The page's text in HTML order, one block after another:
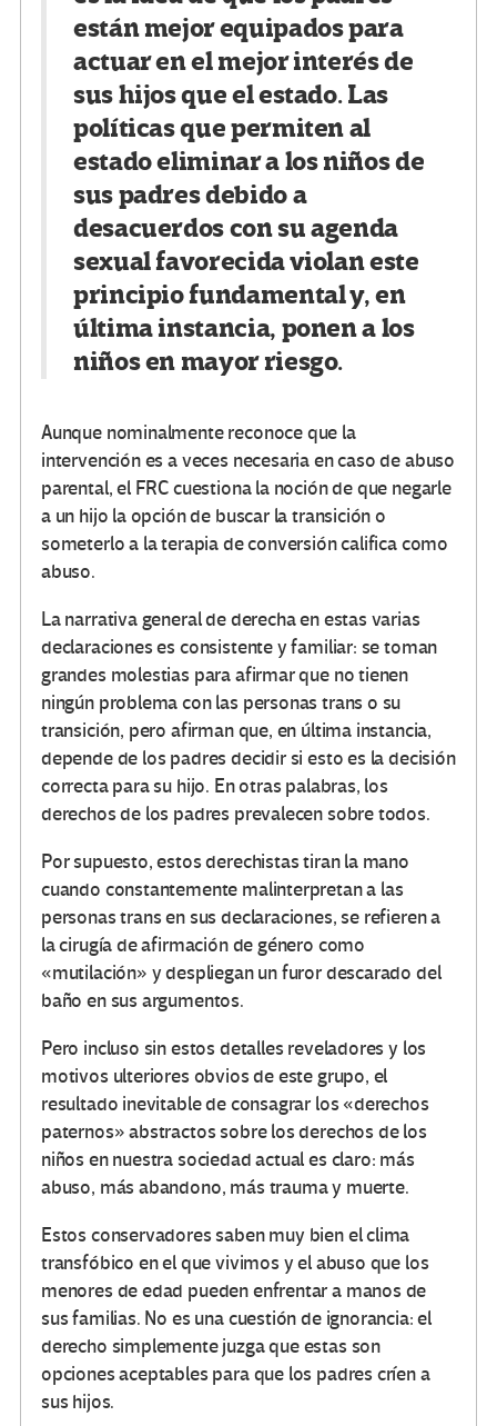
están mejor equipados para
actuar en el mejor interés de
sus hijos que el estado. Las
políticas que permiten al
estado eliminar a los niños de
sus padres debido a
desacuerdos con su agenda
sexual favorecida violan este
principio fundamental y, en
última instancia, ponen a los
niños en mayor riesgo.
Aunque nominalmente reconoce que la
intervención es a veces necesaria en caso de abuso
parental, el FRC cuestiona la noción de que negarle
a un hijo la opción de buscar la transición o
someterlo a la terapia de conversión califica como
abuso.
La narrativa general de derecha en estas varias
declaraciones es consistente y familiar: se toman
grandes molestias para afirmar que no tienen
ningún problema con las personas trans o su
transición, pero afirman que, en última instancia,
depende de los padres decidir si esto es la decisión
correcta para su hijo. En otras palabras, los
derechos de los padres prevalecen sobre todos.
Por supuesto, estos derechistas tiran la mano
cuando constantemente malinterpretan a las
personas trans en sus declaraciones, se refieren a
la cirugía de afirmación de género como
«mutilación» y despliegan un furor descarado del
baño en sus argumentos.
Pero incluso sin estos detalles reveladores y los
motivos ulteriores obvios de este grupo, el
resultado inevitable de consagrar los «derechos
paternos» abstractos sobre los derechos de los
niños en nuestra sociedad actual es claro: más
abuso, más abandono, más trauma y muerte.
Estos conservadores saben muy bien el clima
transfóbico en el que vivimos y el abuso que los
menores de edad pueden enfrentar a manos de
sus familias. No es una cuestión de ignorancia: el
derecho simplemente juzga que estas son
opciones aceptables para que los padres críen a
sus hijos.